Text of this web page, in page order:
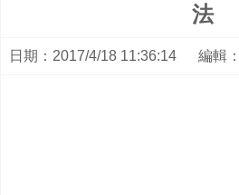
法
日期：2017/4/18 11:36:14 編輯